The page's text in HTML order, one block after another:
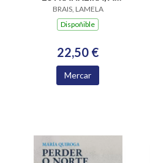
(PREMIO DA CRITICA
NARRATIVA GALEGA
NARRATIVA 2023)
BRAIS, LAMELA
Dispoñible
22,50 €
Mercar